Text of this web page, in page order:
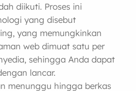
diikuti. Proses ini
yang disebut
yang memungkinkan
web dimuat satu per
sehingga Anda dapat
lancar.
menunggu hingga berkas